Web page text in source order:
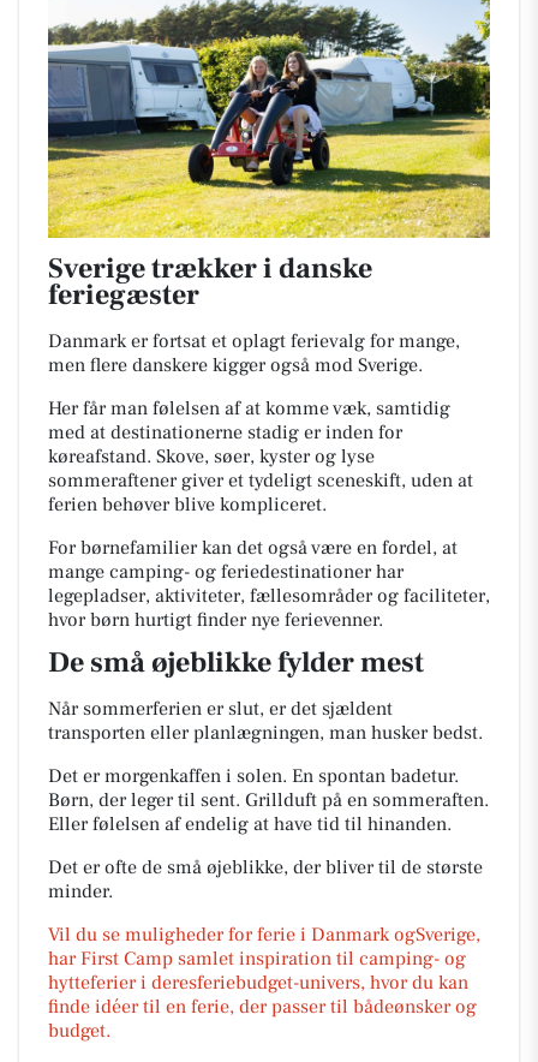
Sverige trækker i danske
feriegæster
Danmark er fortsat et oplagt ferievalg for mange,
men flere danskere kigger også mod Sverige.
Her får man følelsen af at komme væk, samtidig
med at destinationerne stadig er inden for
køreafstand. Skove, søer, kyster og lyse
sommeraftener giver et tydeligt sceneskift, uden at
ferien behøver blive kompliceret.
For børnefamilier kan det også være en fordel, at
mange camping- og feriedestinationer har
legepladser, aktiviteter, fællesområder og faciliteter,
hvor børn hurtigt finder nye ferievenner.
De små øjeblikke fylder mest
Når sommerferien er slut, er det sjældent
transporten eller planlægningen, man husker bedst.
Det er morgenkaffen i solen. En spontan badetur.
Børn, der leger til sent. Grillduft på en sommeraften.
Eller følelsen af endelig at have tid til hinanden.
Det er ofte de små øjeblikke, der bliver til de største
minder.
Vil du se muligheder for ferie i Danmark ogSverige,
har First Camp samlet inspiration til camping- og
hytteferier i deresferiebudget-univers, hvor du kan
finde idéer til en ferie, der passer til bådeønsker og
budget.